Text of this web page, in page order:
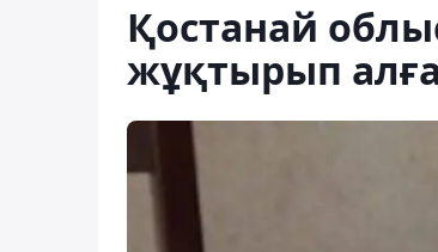
Қостанай
жұқтырып